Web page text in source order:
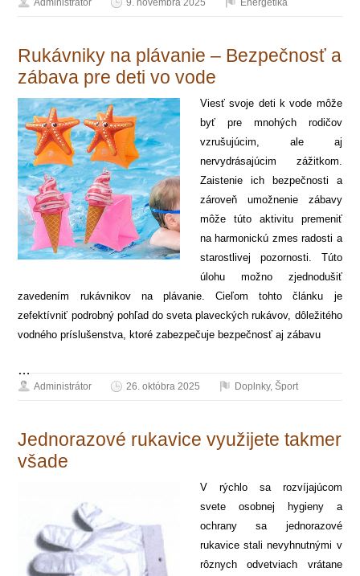
Administrátor 9. novembra 2025 Energetika
Rukávniky na plávanie – Bezpečnosť a
zábava pre deti vo vode
Viesť svoje deti k vode môže
byť pre mnohých rodičov
vzrušujúcim, ale aj
nervydrásajúcim zážitkom.
Zaistenie ich bezpečnosti a
zároveň umožnenie zábavy
môže túto aktivitu premeniť
na harmonickú zmes radosti a
starostlivej pozornosti. Túto
úlohu možno zjednodušiť
zavedením rukávnikov na plávanie. Cieľom tohto článku je
zefektívniť podrobný pohľad do sveta plaveckých rukávov, dôležitého
vodného príslušenstva, ktoré zabezpečuje bezpečnosť aj zábavu
…
Administrátor 26. októbra 2025 Doplnky,Šport
Jednorazové rukavice využijete takmer
všade
V rýchlo sa rozvíjajúcom
svete osobnej hygieny a
ochrany sa jednorazové
rukavice stali nevyhnutnými v
rôznych odvetviach vrátane